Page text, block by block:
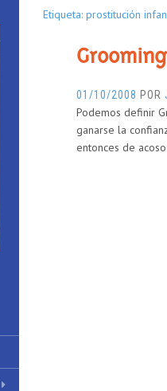
Etiqueta: prostitución
01/10/2008 POR
Podemos definir
ganarse la
entonces de